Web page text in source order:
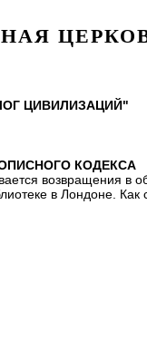
ЦИВИЛИЗАЦИЙ"
КОДЕКСА
возвращения в
в Лондоне.